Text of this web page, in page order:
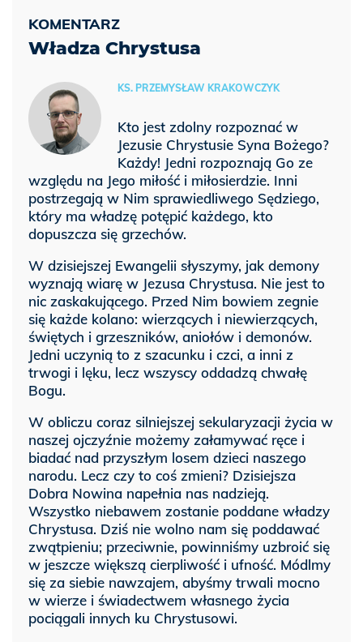
Władza Chrystusa
KS. PRZEMYSŁAW KRAKOWCZYK
Kto jest zdolny rozpoznać w
Jezusie Chrystusie Syna Bożego?
Każdy! Jedni rozpoznają Go ze
względu na Jego miłość i miłosierdzie. Inni
postrzegają w Nim sprawiedliwego Sędziego,
który ma władzę potępić każdego, kto
dopuszcza się grzechów.
W dzisiejszej Ewangelii słyszymy, jak demony
wyznają wiarę w Jezusa Chrystusa. Nie jest to
nic zaskakującego. Przed Nim bowiem zegnie
się każde kolano: wierzących i niewierzących,
świętych i grzeszników, aniołów i demonów.
Jedni uczynią to z szacunku i czci, a inni z
trwogi i lęku, lecz wszyscy oddadzą chwałę
Bogu.
W obliczu coraz silniejszej sekularyzacji życia w
naszej ojczyźnie możemy załamywać ręce i
biadać nad przyszłym losem dzieci naszego
narodu. Lecz czy to coś zmieni? Dzisiejsza
Dobra Nowina napełnia nas nadzieją.
Wszystko niebawem zostanie poddane władzy
Chrystusa. Dziś nie wolno nam się poddawać
zwątpieniu; przeciwnie, powinniśmy uzbroić się
w jeszcze większą cierpliwość i ufność. Módlmy
się za siebie nawzajem, abyśmy trwali mocno
w wierze i świadectwem własnego życia
pociągali innych ku Chrystusowi.